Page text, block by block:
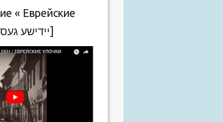
« Еврейские
улочки » [יידישע געסלעך]